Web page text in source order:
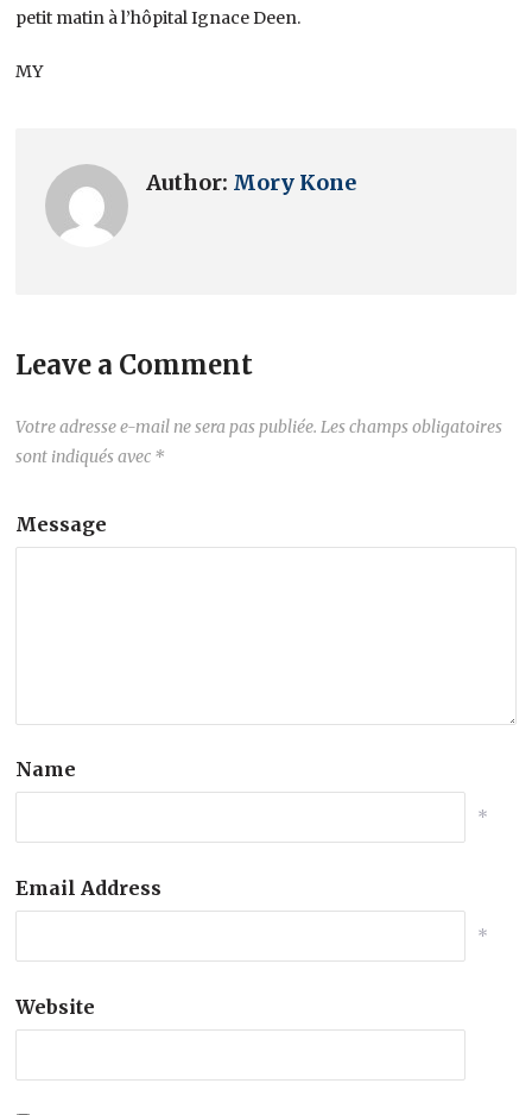
petit matin à l’hôpital Ignace Deen.
MY
Author: Mory Kone
Leave a Comment
Votre adresse e-mail ne sera pas publiée. Les champs obligatoires
sont indiqués avec *
Message
Name
*
Email Address
*
Website